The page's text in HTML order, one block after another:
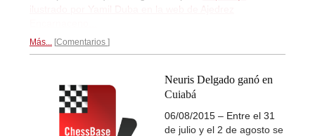
ilustrado por Yamil Duba en la web de Ajedrez
Más... Comentarios
Neuris Delgado ganó en
Cuiabá
06/08/2015 – Entre el 31
de julio y el 2 de agosto se